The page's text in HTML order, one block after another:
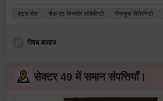
वाइड रोड सेफ़ एंड सिक्योर लोकैलिटी पीसफुल विसिनिटी
रिषब बजाज
सेक्टर 49 में समान संपत्तियाँ।